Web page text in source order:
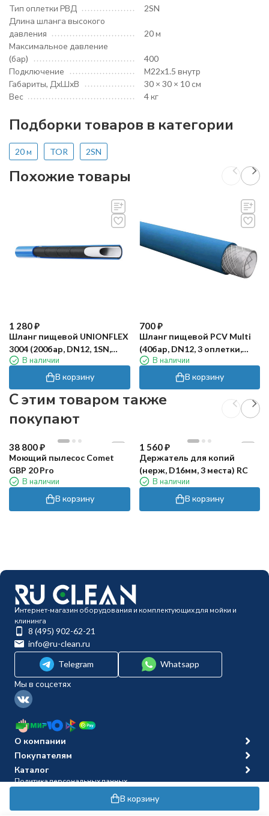
В корзину
Тип оплетки РВД
2SN
Длина шланга высокого
давления
20 м
Максимальное давление
(бар)
400
Подключение
М22х1.5 внутр
Габариты, ДхШхВ
30 × 30 × 10 см
Вес
4 кг
Подборки товаров в категории
20 м TOR 2SN
Похожие товары
1 280₽
Шланг пищевой UNIONFLEX
3004 (200бар, DN12, 1SN,
м.пог.)В наличии
В корзину
700₽
Шланг пищевой PCV Multi
(40бар, DN12, 3 оплетки,
м.пог.)В наличии
В корзину
C этим товаром также
покупают
38 800₽
Моющий пылесос Comet
GBP 20 Pro
В наличии
В корзину
1 560₽
Держатель для копий
(нерж, D16мм, 3 места) RC
В наличии
В корзину
Интернет-магазин оборудования и комплектующих для мойки и
клининга
8 (495) 902-62-21
info@ru-clean.ru
Telegram
Whatsapp
Мы в соцсетях
О компании
Покупателям
Каталог
Политика персональных данных